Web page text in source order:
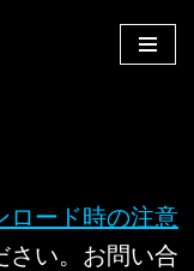
ロード時の注意
さい。お問い合